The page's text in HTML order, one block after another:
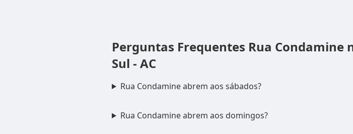
Perguntas Frequentes Rua Condamine
Sul - AC
Rua Condamine abrem aos sábados?
Rua Condamine abrem aos domingos?